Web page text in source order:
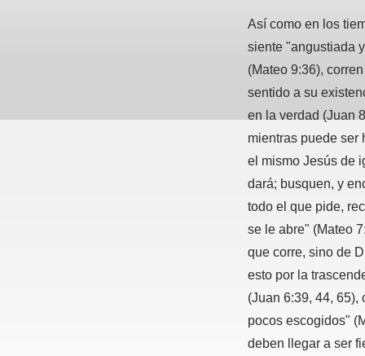
Así como en los
siente "angustiada
(Mateo 9:36),
sentido a su
en la verdad (Juan
mientras puede ser
el mismo Jesús de
dará; busquen, y
todo el que pide,
se le abre" (Mateo
que corre, sino de
esto por la
(Juan 6:39, 44, 65),
pocos escogidos"
deben llegar a ser